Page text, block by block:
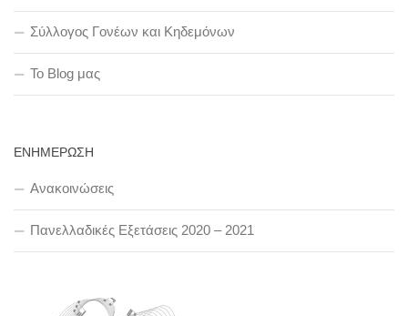
Σύλλογος Γονέων και Κηδεμόνων
To Blog μας
ΕΝΗΜΕΡΩΣΗ
Ανακοινώσεις
Πανελλαδικές Εξετάσεις 2020 – 2021